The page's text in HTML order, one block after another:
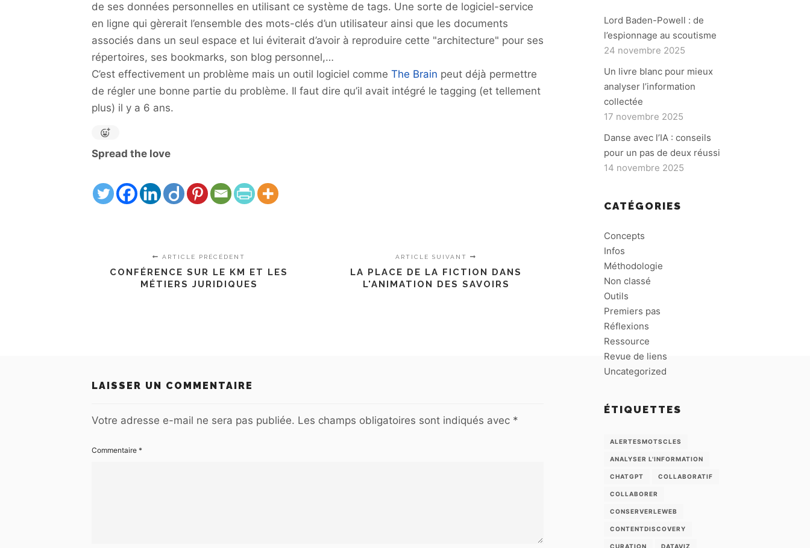
de ses données personnelles en utilisant ce système de tags. Une sorte de logiciel-service
en ligne qui gèrerait l’ensemble des mots-clés d’un utilisateur ainsi que les documents
associés dans un seul espace et lui éviterait d’avoir à reproduire cette "architecture" pour ses
répertoires, ses bookmarks, son blog personnel,…
C’est effectivement un problème mais un outil logiciel comme The Brain peut déjà permettre
de régler une bonne partie du problème. Il faut dire qu’il avait intégré le tagging (et tellement
plus) il y a 6 ans.
Spread the love
ARTICLE PRÉCÉDENT
CONFÉRENCE SUR LE KM ET LES
MÉTIERS JURIDIQUES
ARTICLE SUIVANT
LA PLACE DE LA FICTION DANS
L'ANIMATION DES SAVOIRS
LAISSER UN COMMENTAIRE
Votre adresse e-mail ne sera pas publiée. Les champs obligatoires sont indiqués avec *
Commentaire *
Lord Baden-Powell : de
l’espionnage au scoutisme
24 novembre 2025
Un livre blanc pour mieux
analyser l’information
collectée
17 novembre 2025
Danse avec l’IA : conseils
pour un pas de deux réussi
14 novembre 2025
CATÉGORIES
Concepts
Infos
Méthodologie
Non classé
Outils
Premiers pas
Réflexions
Ressource
Revue de liens
Uncategorized
ÉTIQUETTES
ALERTESMOTSCLES
ANALYSER L'INFORMATION
CHATGPT COLLABORATIF
COLLABORER
CONSERVERLEWEB
CONTENTDISCOVERY
CURATION DATAVIZ